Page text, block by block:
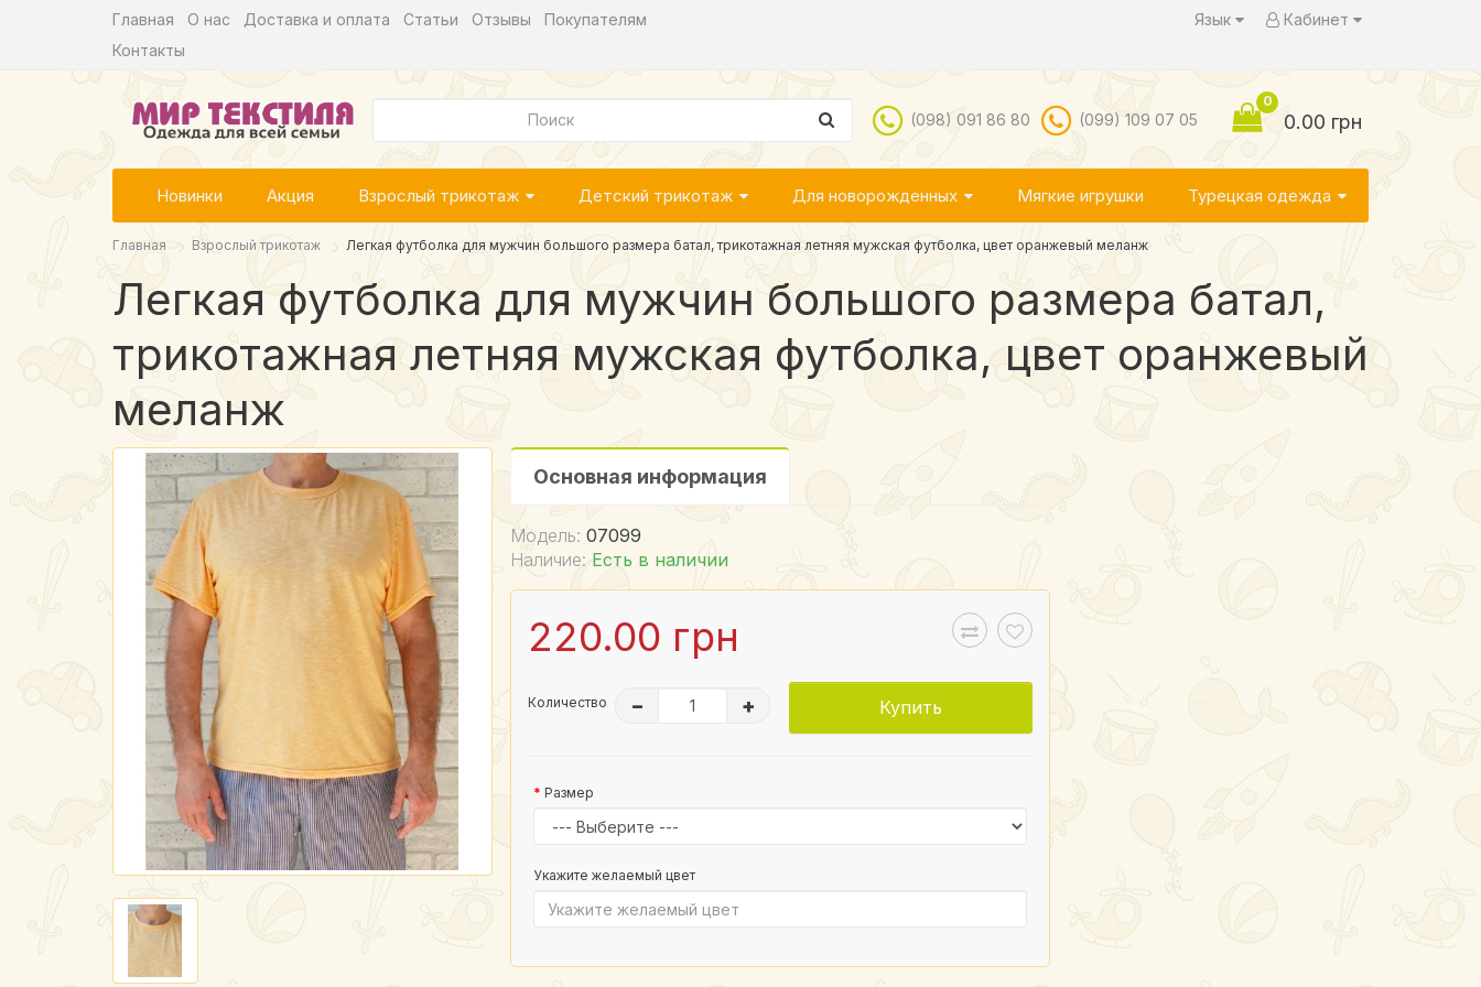
Главная О нас Доставка и оплата Статьи Отзывы
Покупателям
Контакты
Язык Кабинет
(098) 091 86 80 (099) 109 07 05
0
0.00 грн
Новинки Акция Взрослый трикотаж Детский трикотаж Для новорожденных Мягкие игрушки Турецкая одежда
Главная Взрослый трикотаж Легкая футболка для мужчин большого размера батал, трикотажная летняя мужская футболка, цвет оранжевый меланж
Легкая футболка для мужчин большого размера батал,
трикотажная летняя мужская футболка, цвет оранжевый
меланж
Основная информация
Модель: 07099
Наличие: Есть в наличии
220.00 грн
Количество – + Купить
Размер
Укажите желаемый цвет